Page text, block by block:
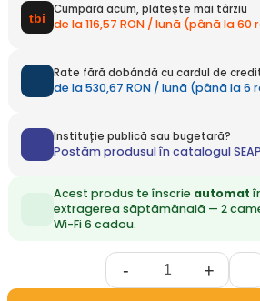
Cumpără acum, plătește mai târziu
de la 116,57 RON / lună (până la 60
Rate fără dobândă cu cardul de
de la 530,67 RON / lună (până la 6
Instituție publică sau bugetară?
Postăm produsul în catalogul SEAP
Acest produs te înscrie automat
extragerea săptămânală — 2
Wi-Fi 6 cadou.
- +